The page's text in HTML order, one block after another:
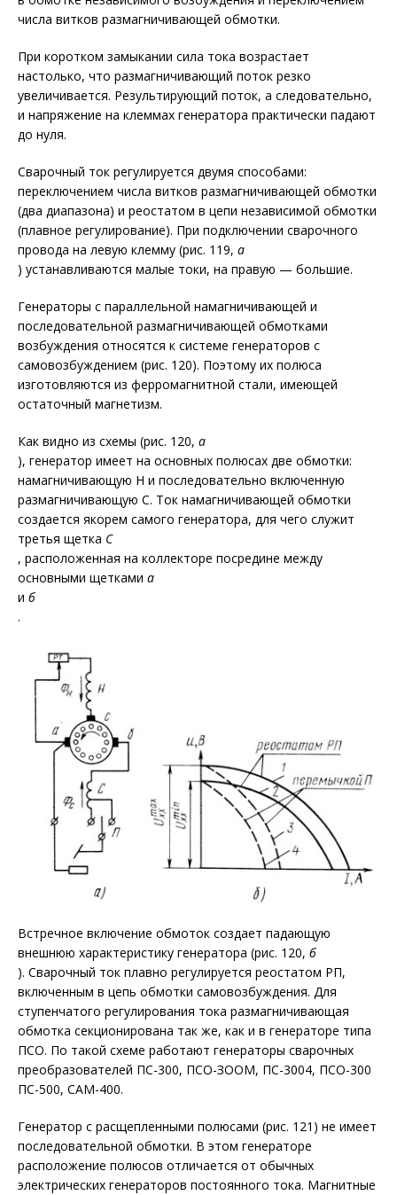
числа витков размагничивающей обмотки.
При коротком замыкании сила тока возрастает
настолько, что размагничивающий поток резко
увеличивается. Результирующий поток, а следовательно,
и напряжение на клеммах генератора практически падают
до нуля.
Сварочный ток регулируется двумя способами:
переключением числа витков размагничивающей обмотки
(два диапазона) и реостатом в цепи независимой обмотки
(плавное регулирование). При подключении сварочного
провода на левую клемму (рис. 119, а
) устанавливаются малые токи, на правую — большие.
Генераторы с параллельной намагничивающей и
последовательной размагничивающей обмотками
возбуждения относятся к системе генераторов с
самовозбуждением (рис. 120). Поэтому их полюса
изготовляются из ферромагнитной стали, имеющей
остаточный магнетизм.
Как видно из схемы (рис. 120, а
), генератор имеет на основных полюсах две обмотки:
намагничивающую Н и последовательно включенную
размагничивающую С. Ток намагничивающей обмотки
создается якорем самого генератора, для чего служит
третья щетка С
, расположенная на коллекторе посредине между
основными щетками а
и б
.
Встречное включение обмоток создает падающую
внешнюю характеристику генератора (рис. 120, б
). Сварочный ток плавно регулируется реостатом РП,
включенным в цепь обмотки самовозбуждения. Для
ступенчатого регулирования тока размагничивающая
обмотка секционирована так же, как и в генераторе типа
ПСО. По такой схеме работают генераторы сварочных
преобразователей ПС-300, ПСО-ЗООМ, ПС-3004, ПСО-300
ПС-500, САМ-400.
Генератор с расщепленными полюсами (рис. 121) не имеет
последовательной обмотки. В этом генераторе
расположение полюсов отличается от обычных
электрических генераторов постоянного тока. Магнитные